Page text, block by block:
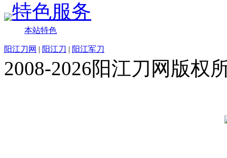
特色服务
本站特色
阳江刀网 | 阳江刀 | 阳江军刀
2008-2026阳江刀网版权